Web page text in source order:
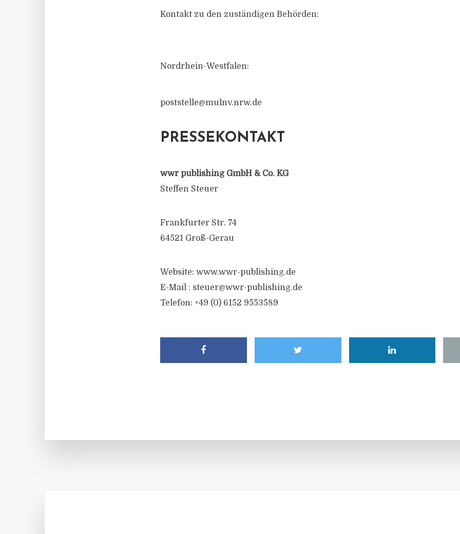
Kontakt zu den zuständigen Behörden:
Nordrhein-Westfalen:
poststelle@mulnv.nrw.de
PRESSEKONTAKT
wwr publishing GmbH & Co. KG
Steffen Steuer
Frankfurter Str. 74
64521 Groß-Gerau
Website: www.wwr-publishing.de
E-Mail : steuer@wwr-publishing.de
Telefon: +49 (0) 6152 9553589